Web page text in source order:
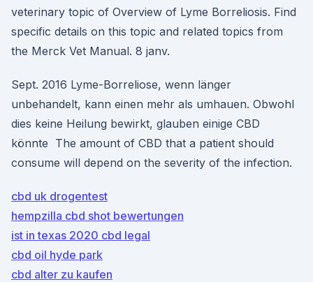
veterinary topic of Overview of Lyme Borreliosis. Find
specific details on this topic and related topics from
the Merck Vet Manual. 8 janv.
Sept. 2016 Lyme-Borreliose, wenn länger
unbehandelt, kann einen mehr als umhauen. Obwohl
dies keine Heilung bewirkt, glauben einige CBD
könnte The amount of CBD that a patient should
consume will depend on the severity of the infection.
cbd uk drogentest
hempzilla cbd shot bewertungen
ist in texas 2020 cbd legal
cbd oil hyde park
cbd alter zu kaufen